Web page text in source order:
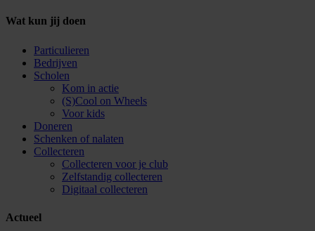
Wat kun jij doen
Particulieren
Bedrijven
Scholen
Kom in actie
(S)Cool on Wheels
Voor kids
Doneren
Schenken of nalaten
Collecteren
Collecteren voor je club
Zelfstandig collecteren
Digitaal collecteren
Actueel